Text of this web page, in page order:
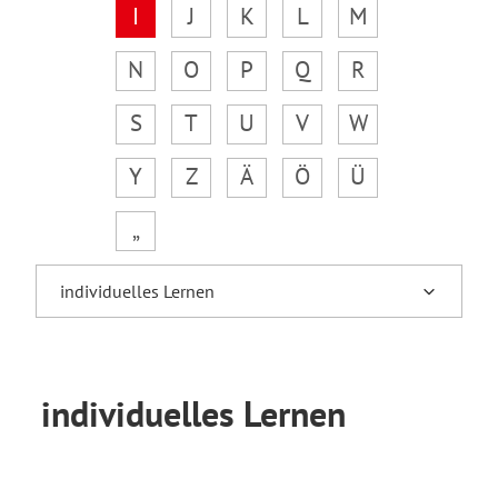
I
J K L
M
N
O P Q
R
S
T U V
W
Y
Z Ä Ö
Ü
„
individuelles Lernen